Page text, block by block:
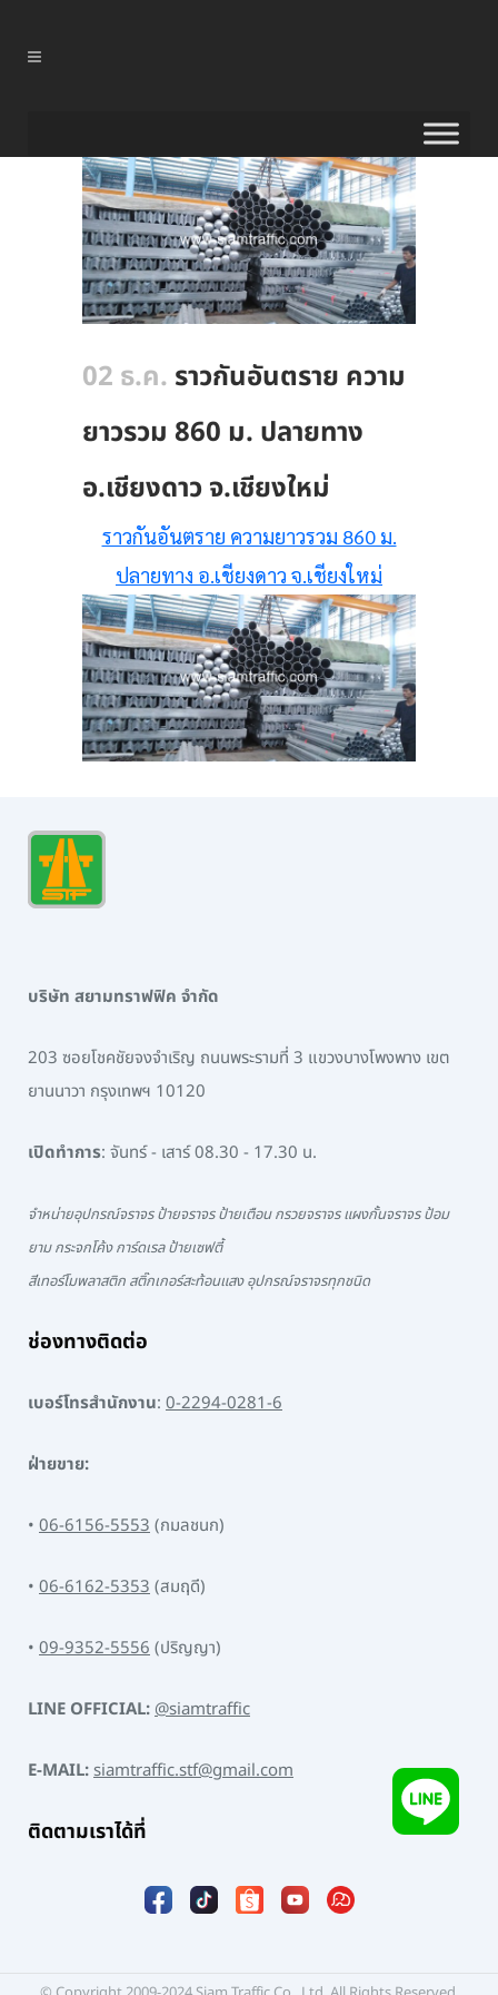
02 ธ.ค. ราวกันอันตราย ความ
ยาวรวม 860 ม. ปลายทาง
อ.เชียงดาว จ.เชียงใหม่
ราวกันอันตราย ความยาวรวม 860 ม.
ปลายทาง อ.เชียงดาว จ.เชียงใหม่
บริษัท สยามทราฟฟิค จำกัด
203 ซอยโชคชัยจงจำเริญ ถนนพระรามที่ 3 แขวงบางโพงพาง เขต
ยานนาวา กรุงเทพฯ 10120
เปิดทำการ: จันทร์ - เสาร์ 08.30 - 17.30 น.
จำหน่ายอุปกรณ์จราจร ป้ายจราจร ป้ายเตือน กรวยจราจร แผงกั้นจราจร ป้อม
ยาม กระจกโค้ง การ์ดเรล ป้ายเซฟตี้
สีเทอร์โมพลาสติก สติ๊กเกอร์สะท้อนแสง อุปกรณ์จราจรทุกชนิด
ช่องทางติดต่อ
เบอร์โทรสำนักงาน: 0-2294-0281-6
ฝ่ายขาย:
• 06-6156-5553(กมลชนก)
• 06-6162-5353(สมฤดี)
• 09-9352-5556(ปริญญา)
LINE OFFICIAL:@siamtraffic
E-MAIL:siamtraffic.stf@gmail.com
ติดตามเราได้ที่